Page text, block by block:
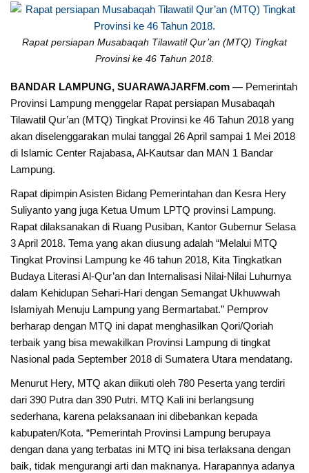
Rapat persiapan Musabaqah Tilawatil Qur’an (MTQ) Tingkat
Provinsi ke 46 Tahun 2018.
BANDAR LAMPUNG, SUARAWAJARFM.com — Pemerintah
Provinsi Lampung menggelar Rapat persiapan Musabaqah
Tilawatil Qur’an (MTQ) Tingkat Provinsi ke 46 Tahun 2018 yang
akan diselenggarakan mulai tanggal 26 April sampai 1 Mei 2018
di Islamic Center Rajabasa, Al-Kautsar dan MAN 1 Bandar
Lampung.
Rapat dipimpin Asisten Bidang Pemerintahan dan Kesra Hery
Suliyanto yang juga Ketua Umum LPTQ provinsi Lampung.
Rapat dilaksanakan di Ruang Pusiban, Kantor Gubernur Selasa
3 April 2018. Tema yang akan diusung adalah “Melalui MTQ
Tingkat Provinsi Lampung ke 46 tahun 2018, Kita Tingkatkan
Budaya Literasi Al-Qur’an dan Internalisasi Nilai-Nilai Luhurnya
dalam Kehidupan Sehari-Hari dengan Semangat Ukhuwwah
Islamiyah Menuju Lampung yang Bermartabat.” Pemprov
berharap dengan MTQ ini dapat menghasilkan Qori/Qoriah
terbaik yang bisa mewakilkan Provinsi Lampung di tingkat
Nasional pada September 2018 di Sumatera Utara mendatang.
Menurut Hery, MTQ akan diikuti oleh 780 Peserta yang terdiri
dari 390 Putra dan 390 Putri. MTQ Kali ini berlangsung
sederhana, karena pelaksanaan ini dibebankan kepada
kabupaten/Kota. “Pemerintah Provinsi Lampung berupaya
dengan dana yang terbatas ini MTQ ini bisa terlaksana dengan
baik, tidak mengurangi arti dan maknanya. Harapannya adanya